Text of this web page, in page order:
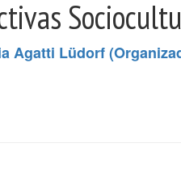
Agatti Lüdorf